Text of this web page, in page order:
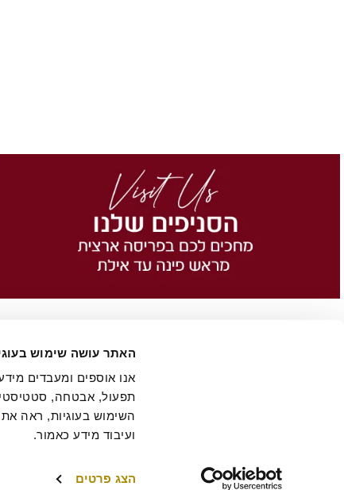
האתר עושה שימוש
השימוש בעוגיות, ראה את
ועיבוד מידע כאמור.
הצג פרטים
הצהרת נגישות מדיניות פרטיות
תקנון מדיניות מצלמות אבטחה